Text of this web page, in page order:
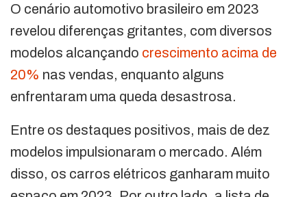
O cenário automotivo brasileiro em 2023
revelou diferenças gritantes, com diversos
modelos alcançando crescimento acima de
20% nas vendas, enquanto alguns
enfrentaram uma queda desastrosa.
Entre os destaques positivos, mais de dez
modelos impulsionaram o mercado. Além
disso, os carros elétricos ganharam muito